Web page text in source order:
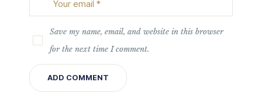
Save my name, email, and website in this browser
for the next time I comment.